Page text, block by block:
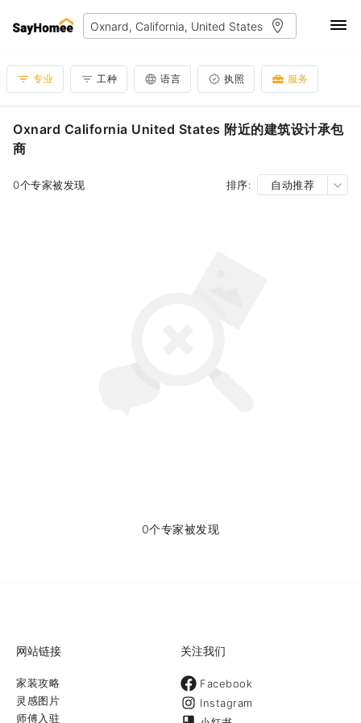
专业 工种 语言 执照 服务
Oxnard California United States 附近的建筑设计承包
商
0个专家被发现 排序: 自动推荐
0个专家被发现
网站链接
家装攻略
灵感图片
师傅入驻
关注我们
Facebook
Instagram